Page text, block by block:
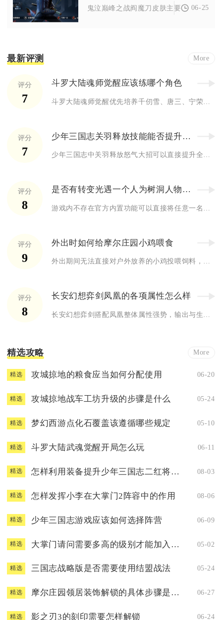
鬼泣巅峰之战阎魔刀皮肤主要通过限时活
06-25
最新评测 More
评分
7
斗罗大陆魂师觉醒应该练哪个角色
评分
7
少年三国志关羽释放技能能否提升队友战力
少年三国志中关羽释放怒气大招可以直接提升全体队友综合战力，同...
评分
8
是否有转变光遇一个人为树洞人物的方法
评分
9
外出时如何给摩尔庄园小鸡喂食
外出期间无法直接对户外放养的小鸡投喂饲料，可行方案分为前置囤...
评分
8
长安幻想弈剑凤凰的各项属性怎么样
精选攻略 More
精选 攻城掠地的粮食应当如何分配使用 06-20
精选 攻城掠地战车工坊升级的步骤是什么 05-24
精选 梦幻西游点化石覆盖该遵循哪些规定 05-10
精选 斗罗大陆武魂觉醒开局怎么玩 06-11
精选 怎样利用装备提升少年三国志二红将最强阵容 08-03
精选 怎样发挥小李在大掌门2阵容中的作用 08-06
精选 少年三国志游戏应该如何选择阵营 06-09
精选 大掌门请问需要多高的级别才能加入联盟 05-02
精选 三国志战略版是否需要使用结盟战法 05-24
精选 摩尔庄园领居装饰解锁的具体步骤是什么 06-27
精选 影之刃3的刻印需要怎样解锁 06-24